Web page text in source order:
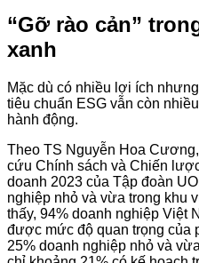
“Gỡ rào cản”
xanh
Mặc dù có nhiều lợi ích
tiêu chuẩn ESG vẫn còn
hành động.
Theo TS Nguyễn Hoa
cứu Chính sách và Chiến
doanh 2023 của Tập đoàn
nghiệp nhỏ và vừa trong khu
thấy, 94% doanh nghiệp Việt
được mức độ quan trọng của
25% doanh nghiệp nhỏ và